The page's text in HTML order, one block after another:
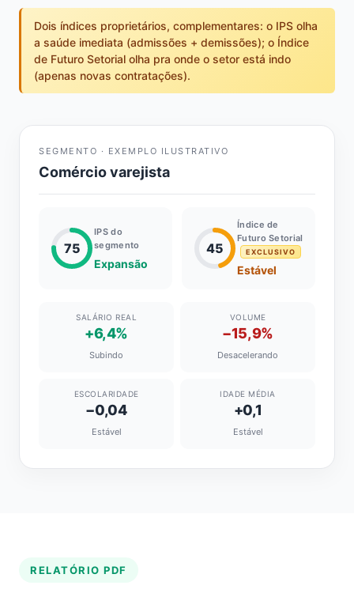
Dois índices proprietários, complementares: o IPS olha
a saúde imediata (admissões + demissões); o Índice
de Futuro Setorial olha pra onde o setor está indo
(apenas novas contratações).
SEGMENTO · EXEMPLO ILUSTRATIVO
Comércio varejista
75
IPS do
segmento
Expansão
45
Índice de
Futuro Setorial
EXCLUSIVO
Estável
SALÁRIO REAL
+6,4%
Subindo
VOLUME
−15,9%
Desacelerando
ESCOLARIDADE
−0,04
Estável
IDADE MÉDIA
+0,1
Estável
RELATÓRIO PDF